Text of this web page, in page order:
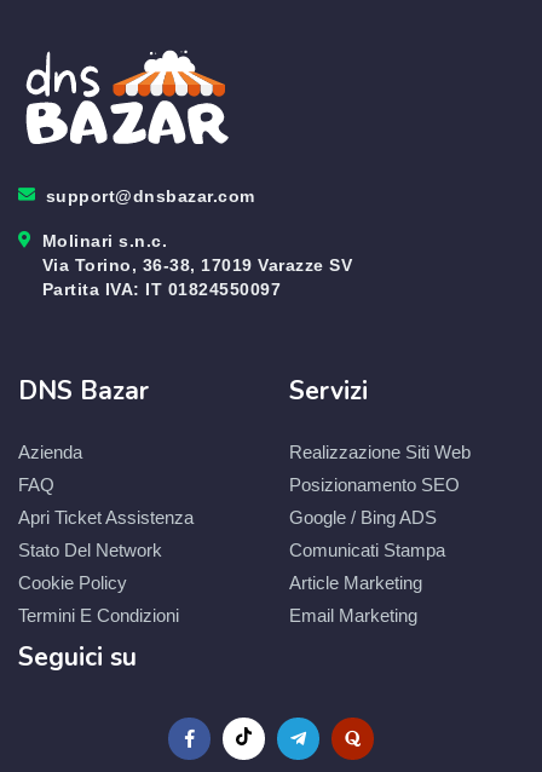
support@dnsbazar.com
Molinari s.n.c.
Via Torino, 36-38, 17019 Varazze SV
Partita IVA: IT 01824550097
DNS Bazar
Azienda
FAQ
Apri Ticket Assistenza
Stato Del Network
Cookie Policy
Termini E Condizioni
Servizi
Realizzazione Siti Web
Posizionamento SEO
Google / Bing ADS
Comunicati Stampa
Article Marketing
Email Marketing
Seguici su